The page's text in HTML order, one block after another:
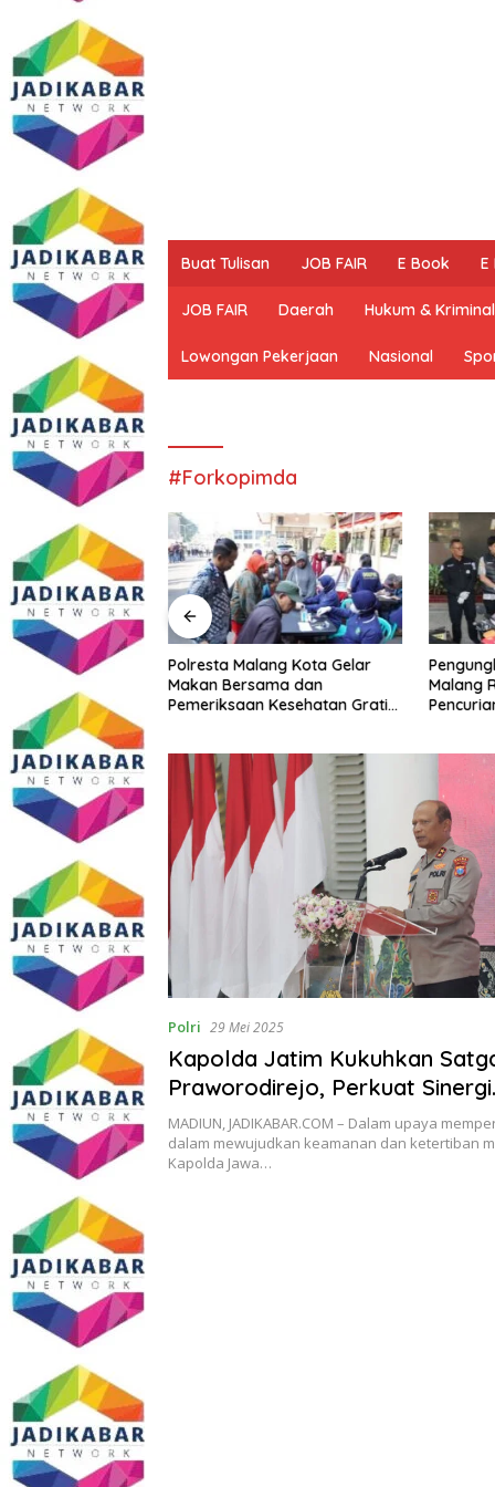
Buat Tulisan JOB FAIR E Book E
JOB FAIR Daerah Hukum & Kriminal
Lowongan Pekerjaan Nasional
#Forkopimda
Kota
dan Polri Jaga
Polresta Malang Kota Gelar
Makan Bersama dan
Pemeriksaan Kesehatan Gratis,
Malang
Polri 29 Mei 2025
Kapolda Jatim Kukuhkan
Praworodirejo, Perkuat Sinergi
Keamanan Jelang 1 Suro di
MADIUN, JADIKABAR.COM – Dalam upaya
dalam mewujudkan keamanan dan ketertiban
Kapolda Jawa…